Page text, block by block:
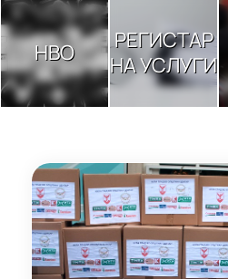
НВО
РЕГИСТАР
НА УСЛУГИ